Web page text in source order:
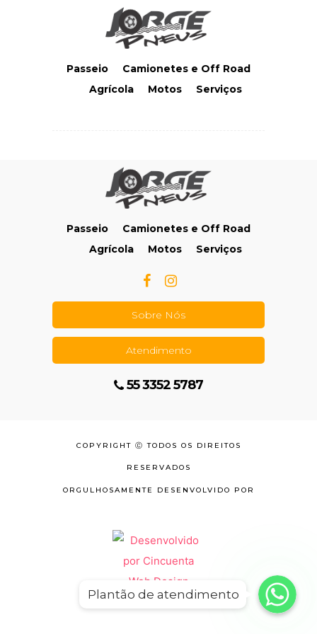
Passeio
Camionetes e Off Road
Agrícola
Motos Serviços
Passeio
Camionetes e Off Road
Agrícola
Motos Serviços
Sobre Nós
Atendimento
55 3352 5787
COPYRIGHT Ⓒ TODOS OS DIREITOS
RESERVADOS
ORGULHOSAMENTE DESENVOLVIDO POR
WhatsApp
WhatsApp
WhatsApp
Plantão de atendimento